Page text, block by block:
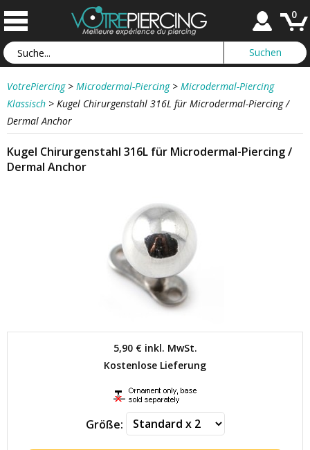
0
VotrePiercing > Microdermal-Piercing > Microdermal-Piercing
Klassisch > Kugel Chirurgenstahl 316L für Microdermal-Piercing /
Dermal Anchor
Kugel Chirurgenstahl 316L für Microdermal-Piercing /
Dermal Anchor
5,90 €inkl. MwSt.
Kostenlose Lieferung
Größe: